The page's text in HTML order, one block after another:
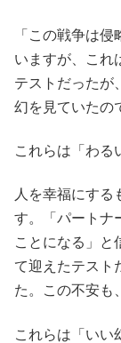
「この戦争は
いますが、これ
テストだったが
幻を見ていたの
これらは「わる
人を幸福にす
す。「パートナ
ことになる」と
て迎えたテスト
た。この不安も
これらは「いい